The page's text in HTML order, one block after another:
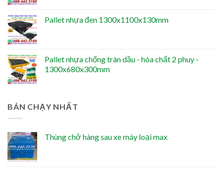
Pallet nhựa đen 1300x1100x130mm
Pallet nhựa chống tràn dầu - hóa chất 2 phuy -
1300x680x300mm
BÁN CHẠY NHẤT
Thùng chở hàng sau xe máy loại max